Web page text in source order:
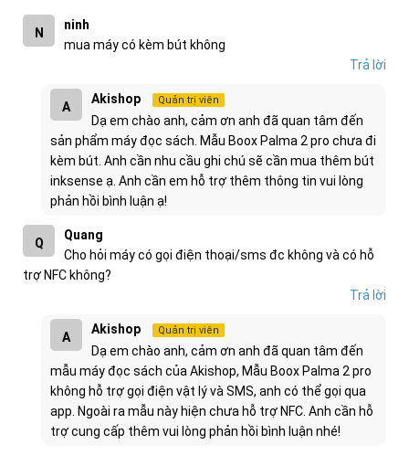
N
ninh
mua máy có kèm bút không
Trả lời
A
Akishop Quản trị viên
Dạ em chào anh, cảm ơn anh đã quan tâm đến
sản phẩm máy đọc sách. Mẫu Boox Palma 2 pro chưa đi
kèm bút. Anh cần nhu cầu ghi chú sẽ cần mua thêm bút
inksense ạ. Anh cần em hỗ trợ thêm thông tin vui lòng
phản hồi bình luận ạ!
Q
Quang
Cho hỏi máy có gọi điện thoại/sms đc không và có hỗ
trợ NFC không?
Trả lời
A
Akishop Quản trị viên
Dạ em chào anh, cảm ơn anh đã quan tâm đến
mẫu máy đọc sách của Akishop, Mẫu Boox Palma 2 pro
không hỗ trợ gọi điện vật lý và SMS, anh có thể gọi qua
app. Ngoài ra mẫu này hiện chưa hỗ trợ NFC. Anh cần hỗ
trợ cung cấp thêm vui lòng phản hồi bình luận nhé!